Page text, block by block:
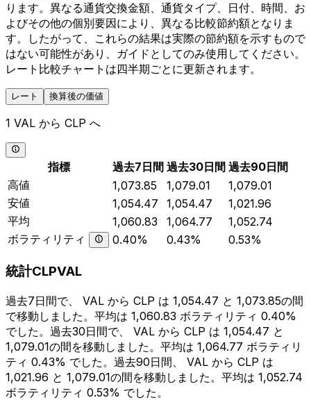
ります。異なる通貨交換金額、通貨タイプ、日付、時間、お
よびその他の個別要因により、異なる比較節約額となりま
す。したがって、これらの結果は実際の節約額を示すもので
はない可能性があり、ガイドとしてのみ使用してください。
レート比較チャートは四半期ごとに更新されます。
レート 換算後の価値
1 VAL から CLP へ
指標 過去7日間 過去30日間 過去90日間
高値
1,073.85 1,079.01
1,079.01
安値
1,054.47 1,054.47
1,021.96
平均
1,060.83 1,064.77
1,052.74
ボラティリティ
0.40% 0.43% 0.53%
統計CLPVAL
過去7日間で、 VAL から CLP は 1,054.47 と 1,073.85の間
で移動しました。平均は 1,060.83 ボラティリティ 0.40%
でした。過去30日間で、 VAL から CLP は 1,054.47 と
1,079.01の間を移動しました。平均は 1,064.77 ボラティリ
ティ 0.43% でした。過去90日間、 VAL から CLP は
1,021.96 と 1,079.01の間を移動しました。平均は 1,052.74
ボラティリティ 0.53% でした。